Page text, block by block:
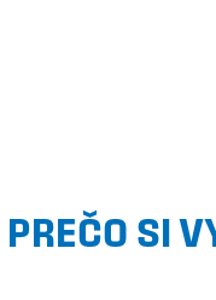
PREČO SI